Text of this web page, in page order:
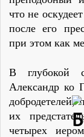
что не
после его
при этом как
В глубокой
Александр ко
добродетелей,
их
четырех